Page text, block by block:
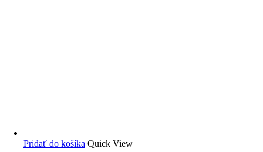
Pridať do košíka Quick View